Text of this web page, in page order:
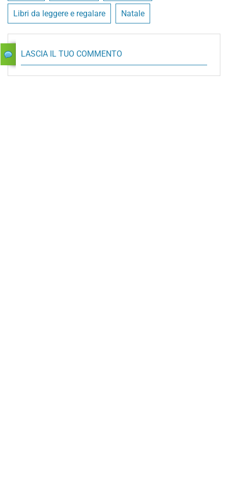
Libri da leggere e regalare Natale
LASCIA IL TUO COMMENTO